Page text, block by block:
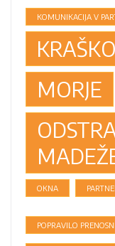
KOMUNIKACIJA V
MORJE
OKNA
POPRAVILO